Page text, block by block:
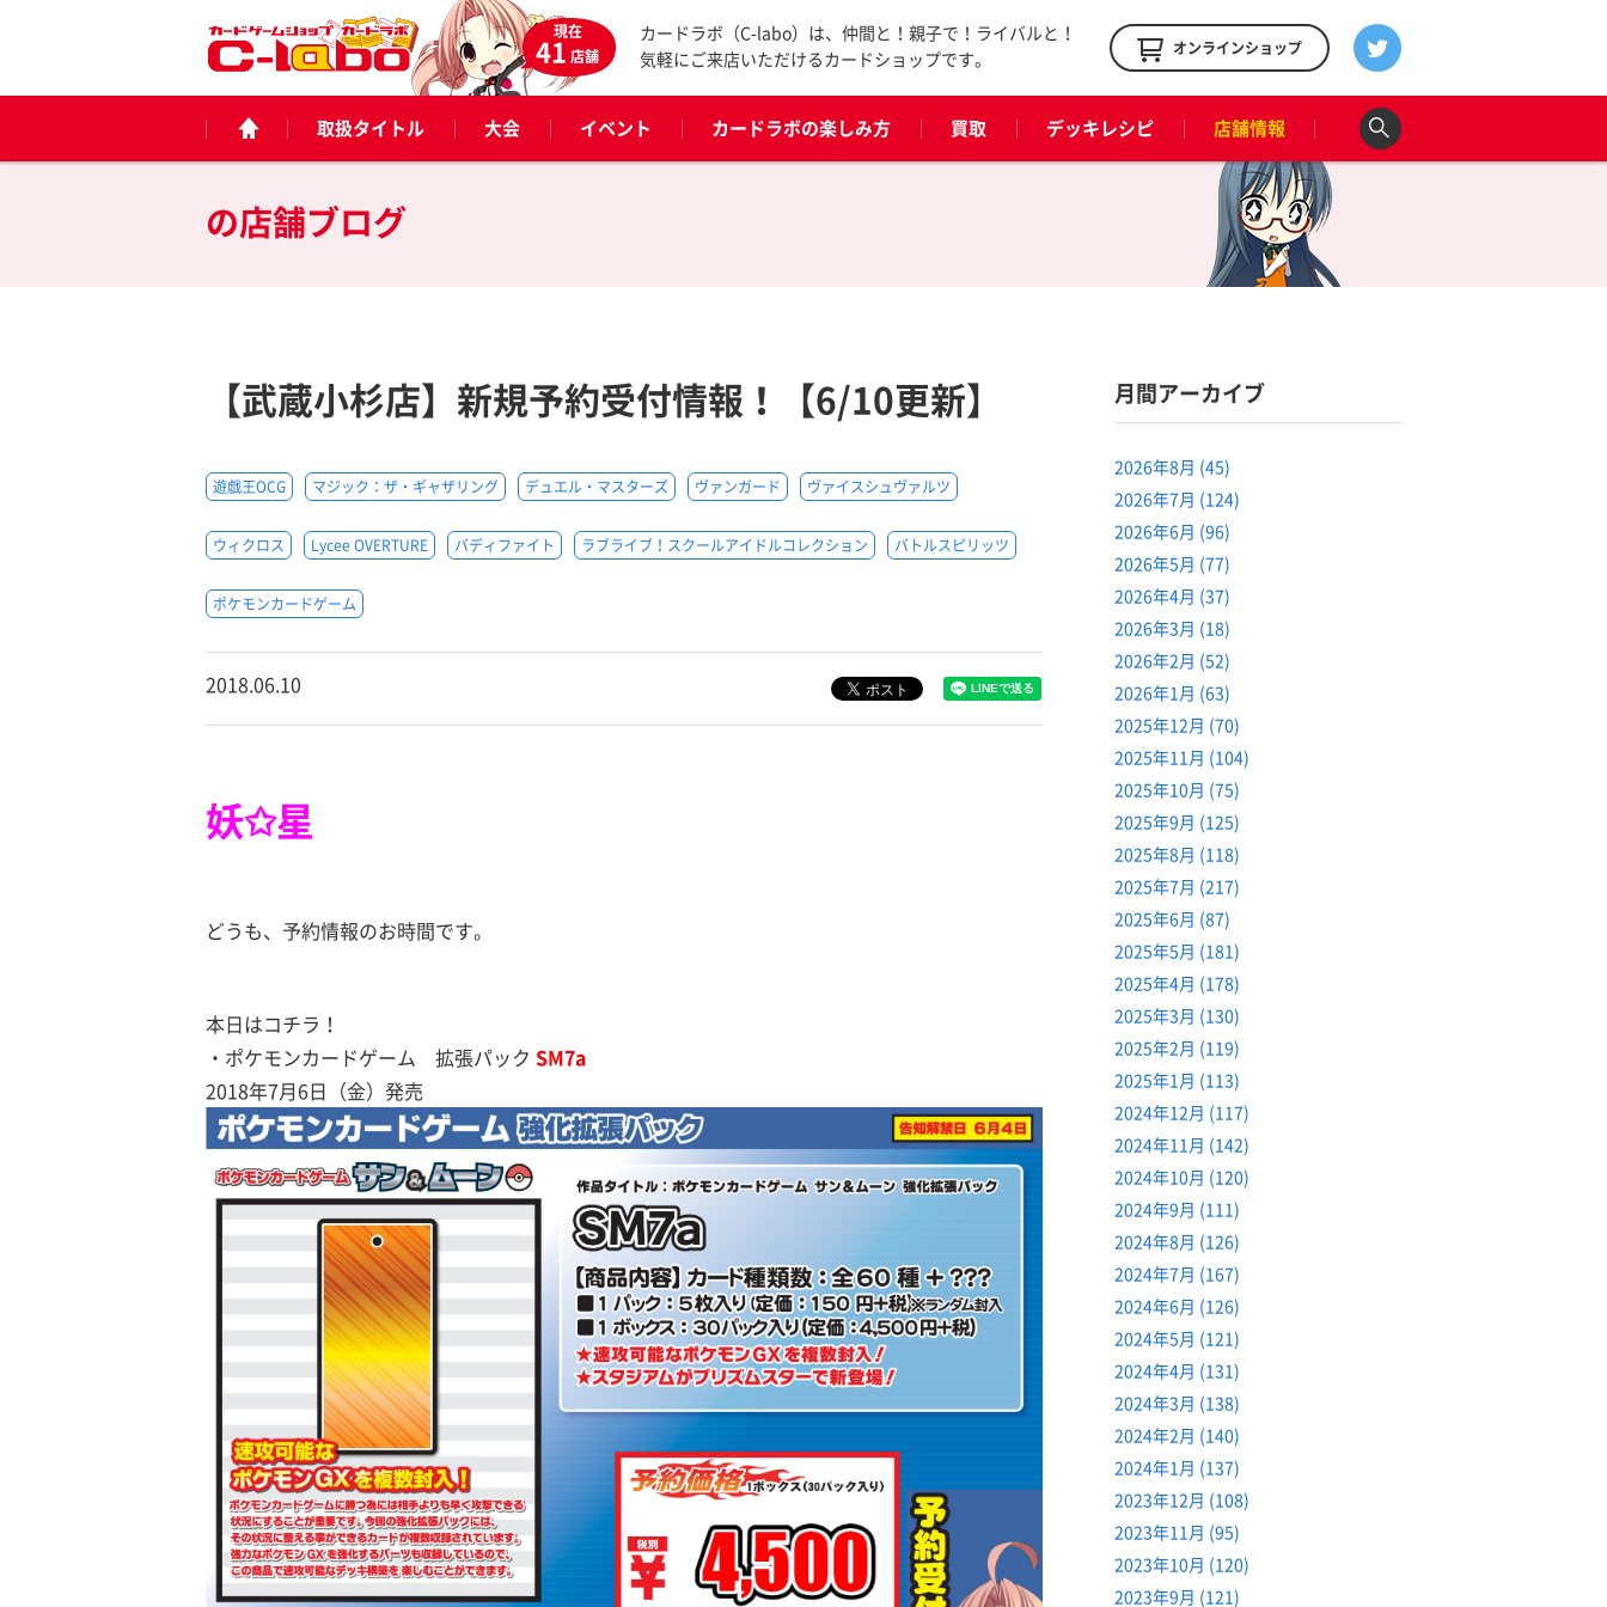
現在
41店舗
カードラボ（C-labo）は、仲間と！親子で！ライバルと！
気軽にご来店いただけるカードショップです。
オンラインショップ
取扱タイトル 大会 イベント カードラボの楽しみ方 買取 デッキレシピ 店舗情報
の店舗ブログ
【武蔵小杉店】新規予約受付情報！【6/10更新】
遊戯王OCG マジック：ザ・ギャザリング デュエル・マスターズ ヴァンガード ヴァイスシュヴァルツ
ウィクロス Lycee OVERTURE バディファイト ラブライブ！スクールアイドルコレクション バトルスピリッツ
ポケモンカードゲーム
2018.06.10
妖✩星
どうも、予約情報のお時間です。
本日はコチラ！
・ポケモンカードゲーム 拡張パック SM7a
2018年7月6日（金）発売
月間アーカイブ
2026年8月 (45)
2026年7月 (124)
2026年6月 (96)
2026年5月 (77)
2026年4月 (37)
2026年3月 (18)
2026年2月 (52)
2026年1月 (63)
2025年12月 (70)
2025年11月 (104)
2025年10月 (75)
2025年9月 (125)
2025年8月 (118)
2025年7月 (217)
2025年6月 (87)
2025年5月 (181)
2025年4月 (178)
2025年3月 (130)
2025年2月 (119)
2025年1月 (113)
2024年12月 (117)
2024年11月 (142)
2024年10月 (120)
2024年9月 (111)
2024年8月 (126)
2024年7月 (167)
2024年6月 (126)
2024年5月 (121)
2024年4月 (131)
2024年3月 (138)
2024年2月 (140)
2024年1月 (137)
2023年12月 (108)
2023年11月 (95)
2023年10月 (120)
2023年9月 (121)